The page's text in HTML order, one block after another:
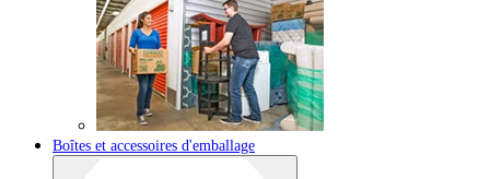
Boîtes et accessoires d'emballage